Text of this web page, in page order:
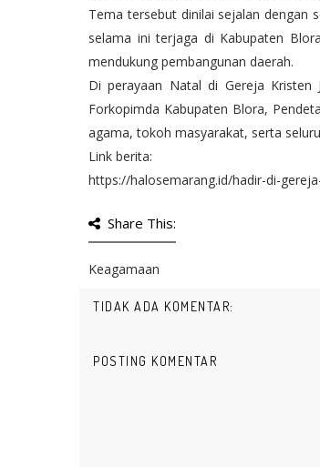
Tema tersebut dinilai sejalan dengan
selama ini terjaga di Kabupaten
mendukung pembangunan daerah.
Di perayaan Natal di Gereja Kristen
Forkopimda Kabupaten Blora,
agama, tokoh masyarakat, serta
Link berita:
https://halosemarang.id/hadir-di-
Share This:
Keagamaan
TIDAK ADA KOMENTAR:
POSTING KOMENTAR